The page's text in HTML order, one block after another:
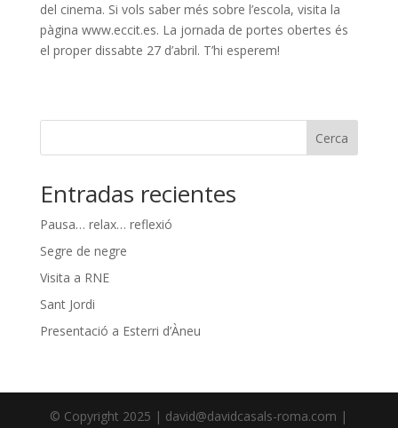
del cinema. Si vols saber més sobre l’escola, visita la
pàgina www.eccit.es. La jornada de portes obertes és
el proper dissabte 27 d’abril. T’hi esperem!
Cerca
Entradas recientes
Pausa… relax… reflexió
Segre de negre
Visita a RNE
Sant Jordi
Presentació a Esterri d’Àneu
© Copyright 2025 | david@davidcasals-roma.com |